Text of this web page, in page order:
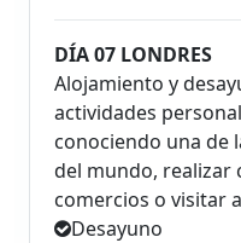
DÍA 07 LONDRES
Alojamiento y
actividades
conociendo una de
del mundo, realizar
comercios o visitar
Desayuno